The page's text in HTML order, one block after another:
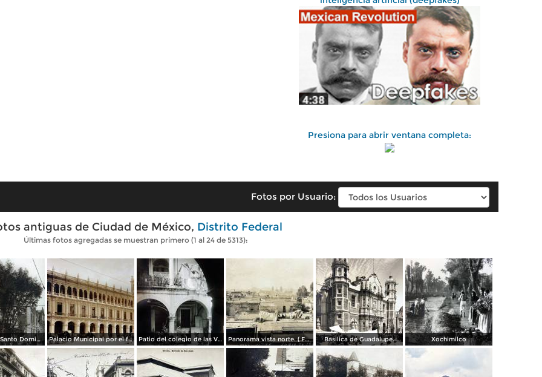
Presiona para abrir ventana completa:
Fotos por Usuario:
antiguas de Ciudad de México, Distrito Federal
Últimas fotos agregadas se muestran primero (1 al 24 de 5313):
La Iglesia de Santo Domingo. Palacio Municipal por el fotografo Hugo Brehme.. Patio del colegio de las Vizcainas por el fotografo Hugo Brehme. Panorama vista norte. ( Fechada el 20 de Junio de 1905 ). Basilica de Guadalupe. Xochimilco